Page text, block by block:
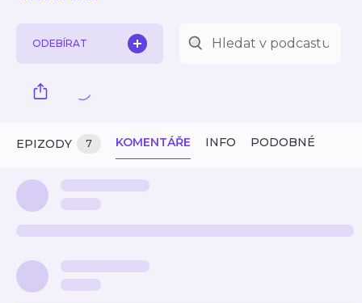
ODEBÍRAT
EPIZODY 7 KOMENTÁŘE INFO PODOBNÉ